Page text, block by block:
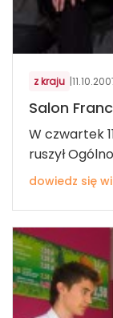
z kraju |
Salon
W czwartek
ruszył
dowiedz się